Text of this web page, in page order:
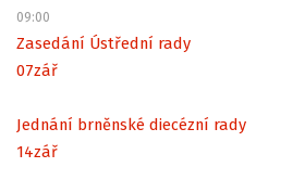
09:00
Zasedání Ústřední rady
07zář
Jednání brněnské diecézní rady
14zář